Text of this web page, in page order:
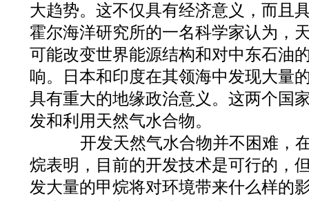
大趋势。这不仅具有经济意义，而且
霍尔海洋研究所的一名科学家认为，
可能改变世界能源结构和对中东石油
响。日本和印度在其领海中发现大量
具有重大的地缘政治意义。这两个国
发和利用天然气水合物。
开发天然气水合物并不困难，
烷表明，目前的开发技术是可行的，
发大量的甲烷将对环境带来什么样的